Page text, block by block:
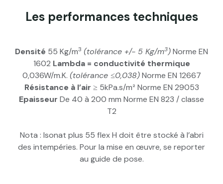
Les performances techniques
Densité 55 Kg/m3 (tolérance +/- 5 Kg/m3)Norme EN
1602 Lambda = conductivité thermique
0,036W/m.K. (tolérance ≤0,038)Norme EN 12667
Résistance à l’air ≥ 5kPa.s/m² Norme EN 29053
Epaisseur De 40 à 200 mm Norme EN 823 / classe
T2
Nota : Isonat plus 55 flex H doit être stocké à l’abri
des intempéries. Pour la mise en œuvre, se reporter
au guide de pose.